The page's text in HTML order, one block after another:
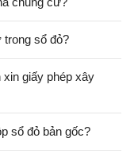
sổ đỏ?
xin giấy phép xây
sổ đỏ bản gốc?